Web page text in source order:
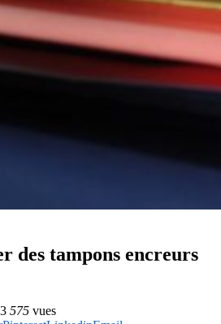
des tampons encreurs
575 vues